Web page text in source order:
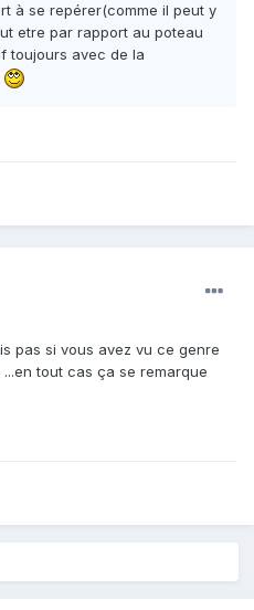
à se repérer(comme il peut y
etre par rapport au poteau
toujours avec de la
pas si vous avez vu ce genre
tout cas ça se remarque